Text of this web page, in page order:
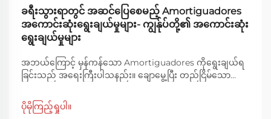
ခရီးသွားရာတွင် အဆင်ပြေစေမည့် Amortiguadores
အကောင်းဆုံးရွေးချယ်မှုများ- ကျွန်ုပ်တို့၏ အကောင်းဆုံး
ရွေးချယ်မှုများ
အဘယ်ကြောင့် မှန်ကန်သော Amortiguadores ကိုရွေးချယ်ရ
ခြင်းသည် အရေးကြီးပါသနည်း။ ချောမွေ့ပြီး တည်ငြိမ်သော
အင်ဂျင်နီယာပညာ၊ အရည်အသွေးနှင့် အထူးသဖြင့် မှန်ကန်သော
Amortiguadores တွင် အဆုံးအဖြတ်ပြုပါသည်။ ဤ
ပိုမိုကြည့်ရှုပါ။